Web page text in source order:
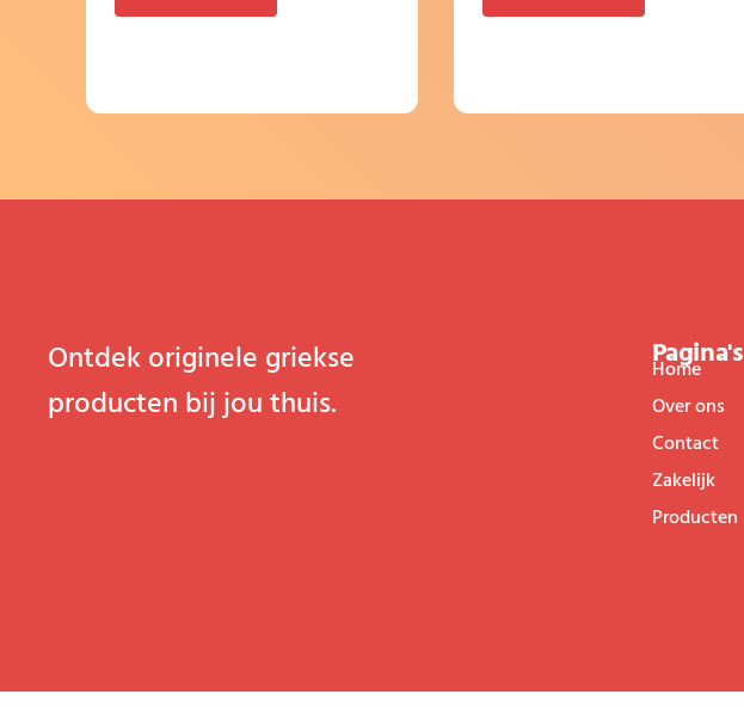
Ontdek originele griekse
producten bij jou thuis.
Pagina's
Home
Over ons
Contact
Zakelijk
Producten